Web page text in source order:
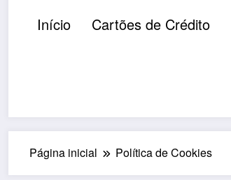
Início Cartões de Crédito
Página inicial Política de Cookies